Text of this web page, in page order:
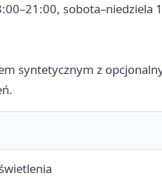
sobota–niedziela
syntetycznym z